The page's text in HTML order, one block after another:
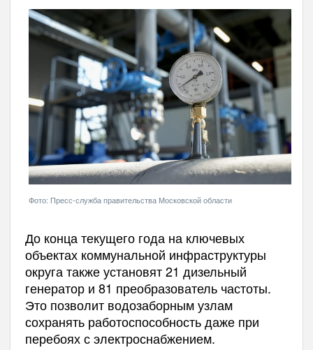
Фото: Пресс-служба правительства Московской области
До конца текущего года на ключевых
объектах коммунальной инфраструктуры
округа также установят 21 дизельный
генератор и 81 преобразователь частоты.
Это позволит водозаборным узлам
сохранять работоспособность даже при
перебоях с электроснабжением.